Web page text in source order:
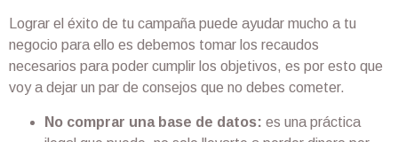
Lograr el éxito de tu campaña puede ayudar mucho a tu
negocio para ello es debemos tomar los recaudos
necesarios para poder cumplir los objetivos, es por esto que
voy a dejar un par de consejos que no debes cometer.
No comprar una base de datos: es una práctica